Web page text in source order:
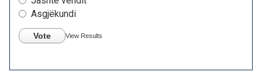
Asgjëkundi
Vote View Results